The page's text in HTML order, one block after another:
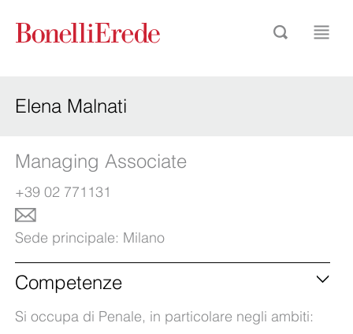
Elena Malnati
Managing Associate
+39 02 771131
Sede principale: Milano
Competenze
Si occupa di Penale, in particolare negli ambiti: